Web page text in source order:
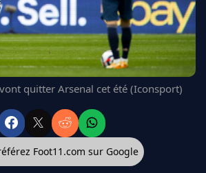
quitter Arsenal cet été (Iconsport)
Foot11.com sur Google